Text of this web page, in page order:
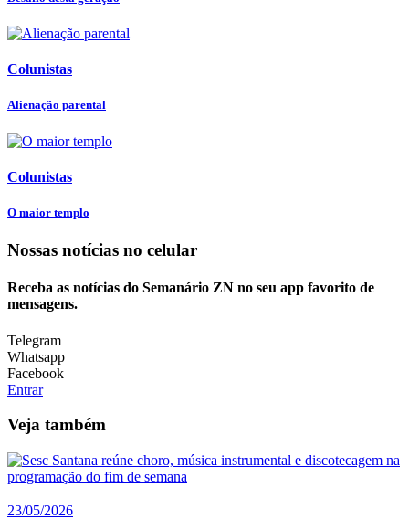
Colunistas
Alienação parental
Colunistas
O maior templo
Nossas notícias no celular
Receba as notícias do Semanário ZN no seu app favorito de
mensagens.
Telegram
Whatsapp
Facebook
Entrar
Veja também
23/05/2026